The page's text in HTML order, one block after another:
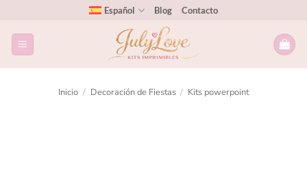
Español Blog Contacto
Inicio / Decoración de Fiestas / Kits powerpoint